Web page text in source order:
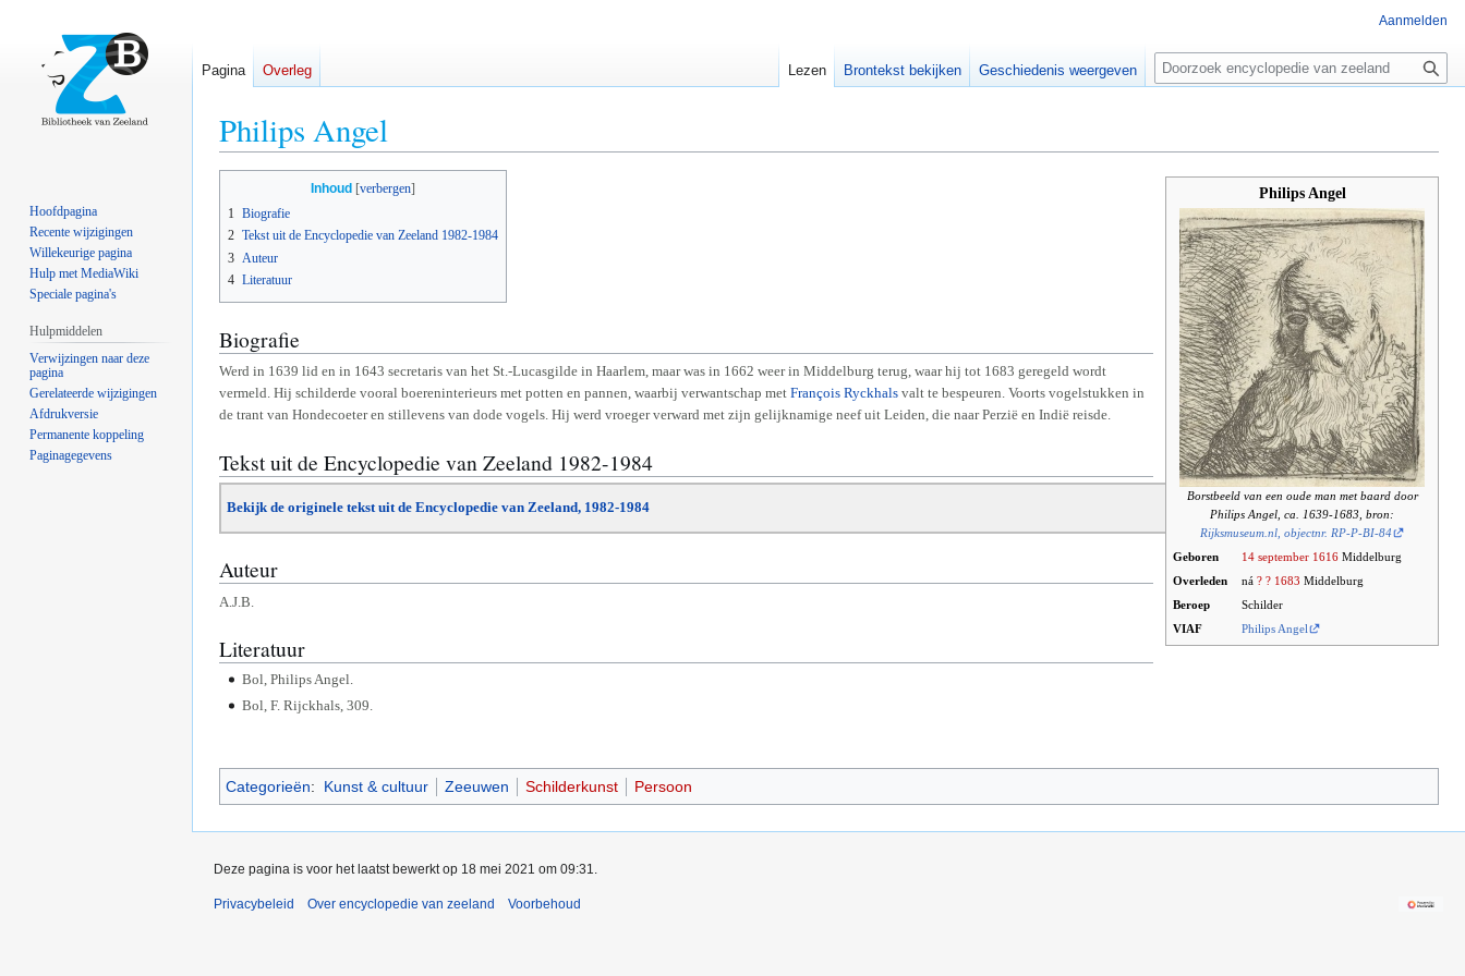
Philips Angel
navigatie
springen
zoeken
springen
Philips Angel
Borstbeeld van een oude man met baard door
Philips Angel, ca. 1639-1683, bron:
Rijksmuseum.nl, objectnr. RP-P-BI-84
Geboren
14 september 1616 Middelburg
Overleden
ná ? ? 1683 Middelburg
Beroep
Schilder
VIAF
Philips Angel
Inhoud
1 Biografie
2 Tekst uit de Encyclopedie van Zeeland 1982-1984
3 Auteur
4 Literatuur
Biografie
Werd in 1639 lid en in 1643 secretaris van het St.-Lucasgilde in Haarlem, maar was in 1662 weer in Middelburg terug, waar hij tot 1683 geregeld wordt
vermeld. Hij schilderde vooral boereninterieurs met potten en pannen, waarbij verwantschap met François Ryckhals valt te bespeuren. Voorts vogelstukken in
de trant van Hondecoeter en stillevens van dode vogels. Hij werd vroeger verward met zijn gelijknamige neef uit Leiden, die naar Perzië en Indië reisde.
Tekst uit de Encyclopedie van Zeeland 1982-1984
Bekijk de originele tekst uit de Encyclopedie van Zeeland, 1982-1984
Auteur
A.J.B.
Literatuur
Bol, Philips Angel.
Bol, F. Rijckhals, 309.
Categorieën: Kunst & cultuur Zeeuwen Schilderkunst Persoon
Aanmelden
Pagina Overleg Lezen Brontekst bekijken Geschiedenis weergeven
Z
e
Hoofdpagina
Recente wijzigingen
Willekeurige pagina
Hulp met MediaWiki
Speciale pagina's
Hulpmiddelen
Verwijzingen naar deze
pagina
Gerelateerde wijzigingen
Afdrukversie
Permanente koppeling
Paginagegevens
Deze pagina is voor het laatst bewerkt op 18 mei 2021 om 09:31.
Privacybeleid Over encyclopedie van zeeland Voorbehoud